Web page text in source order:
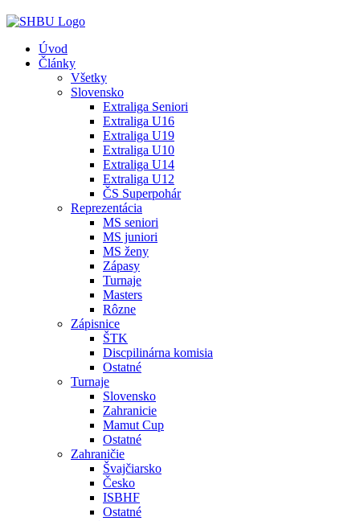
Úvod
Články
Všetky
Slovensko
Extraliga Seniori
Extraliga U16
Extraliga U19
Extraliga U10
Extraliga U14
Extraliga U12
ČS Superpohár
Reprezentácia
MS seniori
MS juniori
MS ženy
Zápasy
Turnaje
Masters
Rôzne
Zápisnice
ŠTK
Discpilinárna komisia
Ostatné
Turnaje
Slovensko
Zahranicie
Mamut Cup
Ostatné
Zahraničie
Švajčiarsko
Česko
ISBHF
Ostatné